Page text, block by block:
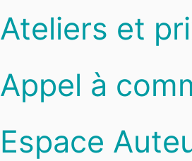
Ateliers et
Appel à
Espace